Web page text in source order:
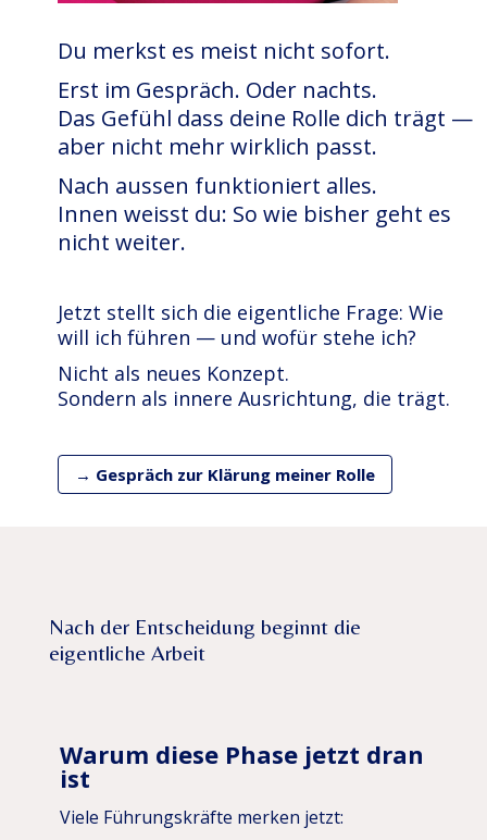
Du merkst es meist nicht sofort.
Erst im Gespräch. Oder nachts.
Das Gefühl dass deine Rolle dich trägt —
aber nicht mehr wirklich passt.
Nach aussen funktioniert alles.
Innen weisst du: So wie bisher geht es
nicht weiter.
Jetzt stellt sich die eigentliche Frage: Wie
will ich führen — und wofür stehe ich?
Nicht als neues Konzept.
Sondern als innere Ausrichtung, die trägt.
→ Gespräch zur Klärung meiner Rolle
Nach der Entscheidung beginnt die
eigentliche Arbeit
Warum diese Phase jetzt dran
ist
Viele Führungskräfte merken jetzt: